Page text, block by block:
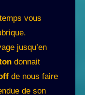
vous
jusqu’en
donnait
de nous faire
de son